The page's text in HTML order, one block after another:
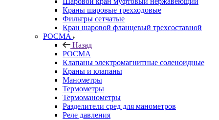
Краны шаровые трехходовые
Фильтры сетчатые
Кран шаровой фланцевый трехсоставной
РОСМА
Назад
РОСМА
Клапаны электромагнитные соленоидные
Краны и клапаны
Манометры
Термометры
Термоманометры
Разделители сред для манометров
Реле давления